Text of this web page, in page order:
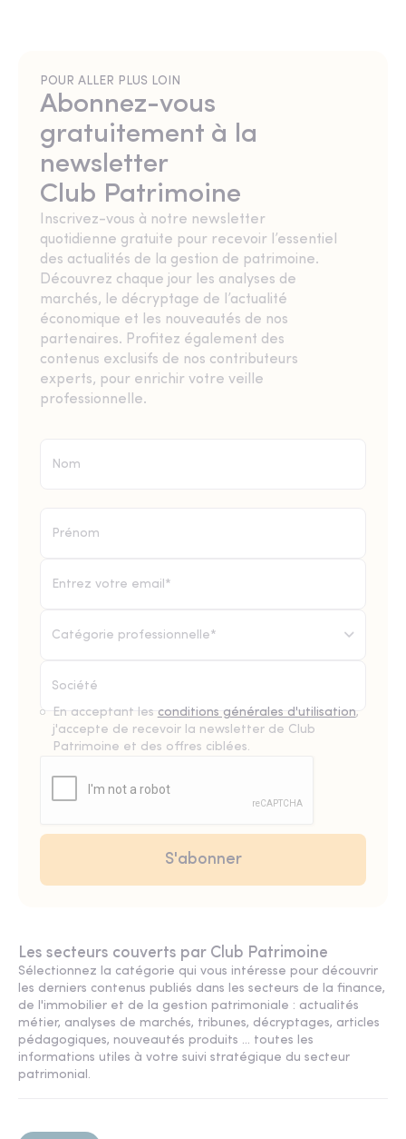
POUR ALLER PLUS LOIN
Abonnez-vous
gratuitement à la
newsletter
Club Patrimoine
Inscrivez-vous à notre newsletter
quotidienne gratuite pour recevoir l’essentiel
des actualités de la gestion de patrimoine.
Découvrez chaque jour les analyses de
marchés, le décryptage de l’actualité
économique et les nouveautés de nos
partenaires. Profitez également des
contenus exclusifs de nos contributeurs
experts, pour enrichir votre veille
professionnelle.
Catégorie professionnelle*
En acceptant les conditions générales d'utilisation,
j'accepte de recevoir la newsletter de Club
Patrimoine et des offres ciblées.
Les secteurs couverts par Club Patrimoine
Sélectionnez la catégorie qui vous intéresse pour découvrir
les derniers contenus publiés dans les secteurs de la finance,
de l'immobilier et de la gestion patrimoniale : actualités
métier, analyses de marchés, tribunes, décryptages, articles
pédagogiques, nouveautés produits ... toutes les
informations utiles à votre suivi stratégique du secteur
patrimonial.